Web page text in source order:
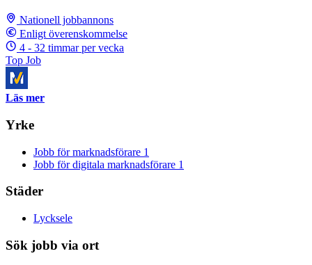
Nationell jobbannons
Enligt överenskommelse
4 - 32 timmar per vecka
Top Job
Läs mer
Yrke
Jobb för marknadsförare 1
Jobb för digitala marknadsförare 1
Städer
Lycksele
Sök jobb via ort